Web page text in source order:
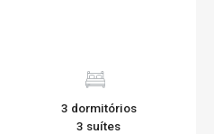
3 dormitórios
3 suítes